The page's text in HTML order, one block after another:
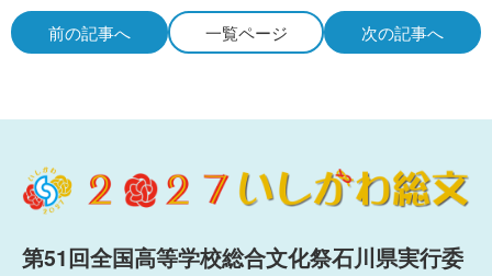
前の記事へ 一覧ページ 次の記事へ
第51回全国高等学校総合文化祭石川県実行委